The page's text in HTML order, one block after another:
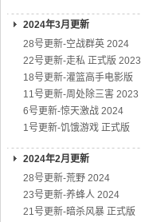
2024年3月更新
28号更新-空战群英 2024
22号更新-走私 正式版 2023
18号更新-灌篮高手电影版
11号更新-周处除三害 2023
6号更新-惊天激战 2024
1号更新-饥饿游戏 正式版
2024年2月更新
28号更新-荒野 2024
23号更新-养蜂人 2024
21号更新-暗杀风暴 正式版